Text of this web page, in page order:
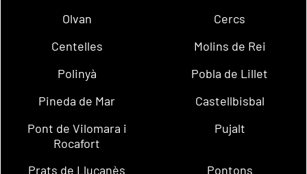
Olvan
Cercs
Centelles
Molins de Rei
Polinyà
Pobla de Lillet
Pineda de Mar
Castellbisbal
Pont de Vilomara i
Rocafort
Pujalt
Prats de Lluçanès
Pontons